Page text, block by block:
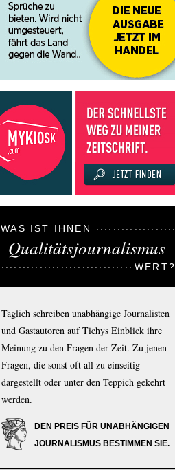
WAS IST IHNEN
Qualitätsjournalismus
WERT?
Täglich schreiben unabhängige Journalisten
und Gastautoren auf Tichys Einblick ihre
Meinung zu den Fragen der Zeit. Zu jenen
Fragen, die sonst oft all zu einseitig
dargestellt oder unter den Teppich gekehrt
werden.
DEN PREIS FÜR UNABHÄNGIGEN
JOURNALISMUS BESTIMMEN SIE.